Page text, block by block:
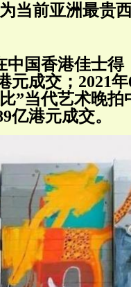
当前亚洲最贵
中国香港佳士得
元成交；2021
”当代艺术晚拍
亿港元成交。